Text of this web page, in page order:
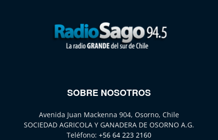
SOBRE NOSOTROS
Avenida Juan Mackenna 904, Osorno, Chile
SOCIEDAD AGRICOLA Y GANADERA DE OSORNO A.G.
Teléfono: +56 64 223 2160